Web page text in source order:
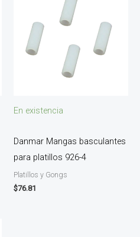
En existencia
Danmar Mangas basculantes
para platillos 926-4
Platillos y Gongs
$76.81